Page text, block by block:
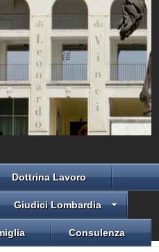
Dottrina Lavoro
Giudici Lombardia
Consulenza